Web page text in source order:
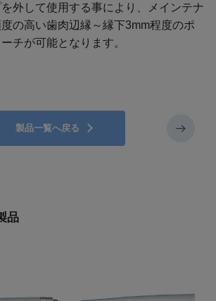
外して使用する事により、メインテナ
の高い歯肉辺縁～縁下3mm程度のポ
チが可能となります。
製品一覧へ戻る
品